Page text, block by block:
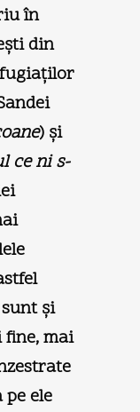
în
din
) şi
ce ni s-
şi
fine, mai
ele